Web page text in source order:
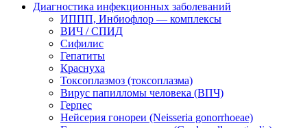
Диагностика инфекционных заболеваний
ИППП, Инбиофлор — комплексы
ВИЧ / СПИД
Сифилис
Гепатиты
Краснуха
Токсоплазмоз (токсоплазма)
Вирус папилломы человека (ВПЧ)
Герпес
Нейсерия гонореи (Neisseria gonorrhoeae)